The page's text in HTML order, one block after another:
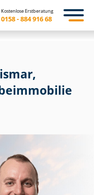
Kostenlose Erstberatung
0158 - 884 916 68